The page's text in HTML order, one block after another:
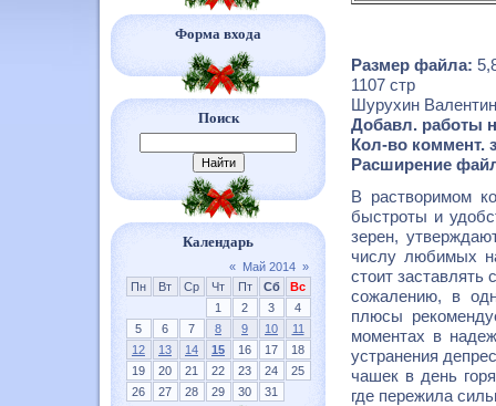
Форма входа
Поиск
Календарь
« Май 2014 »
Пн
Вт Ср Чт Пт Сб
Вс
1
2 3
4
5
6 7 8 9 10
11
12
13 14 15 16 17
18
19
20 21 22 23 24
25
26
27 28 29 30 31
Размер файла:
1107 стр
Шурухин Валентин
Добавл. работы
Кол-во коммент.
Расширение
В растворимом
быстроты и
зерен,
числу любимых
стоит
сожалению, в
плюсы
моментах в
устранения
чашек в день
где пережила